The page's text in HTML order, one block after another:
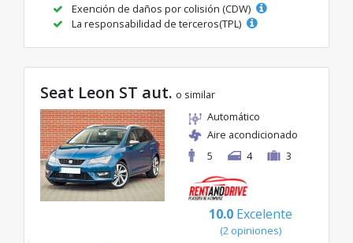
Exención de daños por colisión (CDW)
La responsabilidad de terceros(TPL)
Seat Leon ST aut. o similar
Automático
Aire acondicionado
5
4 3
10.0 Excelente
(2 opiniones)